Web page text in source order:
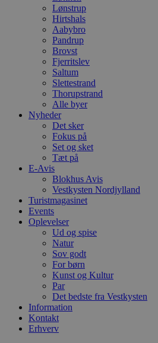
Lønstrup
Hirtshals
Aabybro
Pandrup
Brovst
Fjerritslev
Saltum
Slettestrand
Thorupstrand
Alle byer
Nyheder
Det sker
Fokus på
Set og sket
Tæt på
E-Avis
Blokhus Avis
Vestkysten Nordjylland
Turistmagasinet
Events
Oplevelser
Ud og spise
Natur
Sov godt
For børn
Kunst og Kultur
Par
Det bedste fra Vestkysten
Information
Kontakt
Erhverv